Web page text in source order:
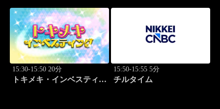
15:30-15:50 20分
トキメキ・インベスティン
15:50-15:55 5分
チルタイム